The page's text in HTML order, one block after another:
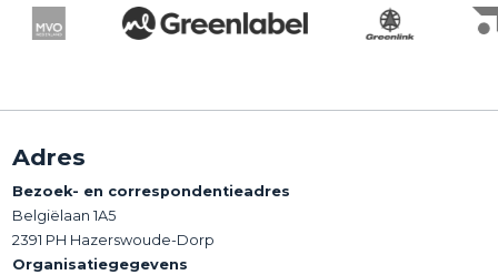
Adres
Bezoek- en correspondentieadres
Belgiëlaan 1A5
2391 PH Hazerswoude-Dorp
Organisatiegegevens